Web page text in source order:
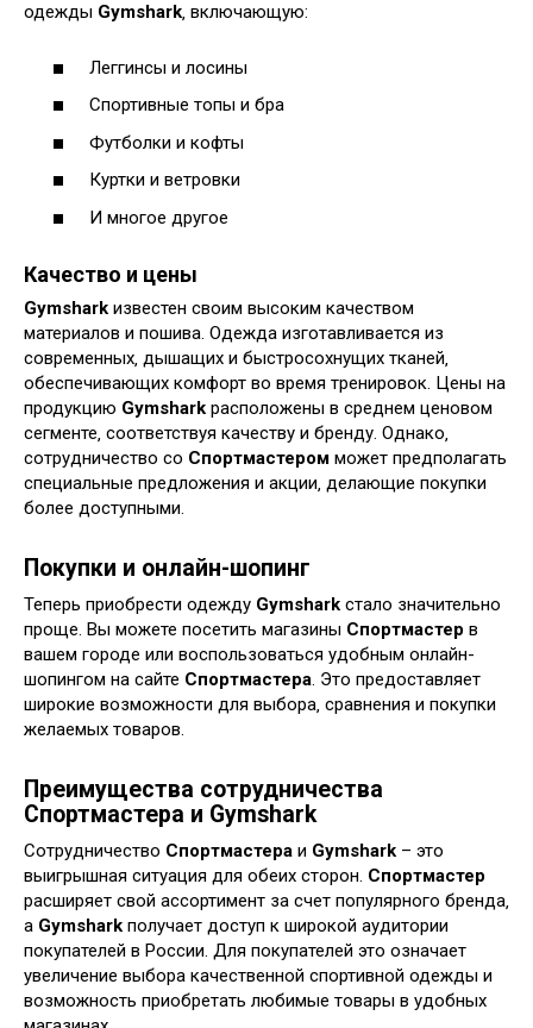
одежды Gymshark‚ включающую:
Леггинсы и лосины
Спортивные топы и бра
Футболки и кофты
Куртки и ветровки
И многое другое
Качество и цены
Gymshark известен своим высоким качеством
материалов и пошива. Одежда изготавливается из
современных‚ дышащих и быстросохнущих тканей‚
обеспечивающих комфорт во время тренировок. Цены на
продукцию Gymshark расположены в среднем ценовом
сегменте‚ соответствуя качеству и бренду. Однако‚
сотрудничество со Спортмастером может предполагать
специальные предложения и акции‚ делающие покупки
более доступными.
Покупки и онлайн-шопинг
Теперь приобрести одежду Gymshark стало значительно
проще. Вы можете посетить магазины Спортмастер в
вашем городе или воспользоваться удобным онлайн-
шопингом на сайте Спортмастера. Это предоставляет
широкие возможности для выбора‚ сравнения и покупки
желаемых товаров.
Преимущества сотрудничества
Спортмастера и Gymshark
Сотрудничество Спортмастера и Gymshark – это
выигрышная ситуация для обеих сторон. Спортмастер
расширяет свой ассортимент за счет популярного бренда‚
а Gymshark получает доступ к широкой аудитории
покупателей в России. Для покупателей это означает
увеличение выбора качественной спортивной одежды и
возможность приобретать любимые товары в удобных